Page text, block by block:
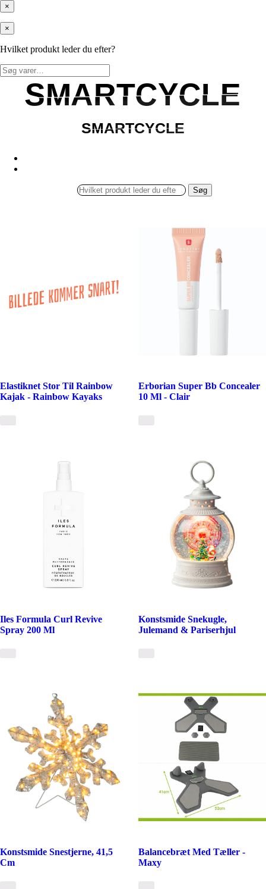
×
×
Hvilket produkt leder du efter?
Søg
efter: SMARTCYCLE
SMARTCYCLE
SMARTCYCLE
SMARTCYCLE
Søg
Elastiknet Stor Til Rainbow
Kajak - Rainbow Kayaks
Erborian Super Bb Concealer
10 Ml - Clair
Iles Formula Curl Revive
Spray 200 Ml
Konstsmide Snekugle,
Julemand & Pariserhjul
Konstsmide Snestjerne, 41,5
Cm
Balancebræt Med Tæller -
Maxy